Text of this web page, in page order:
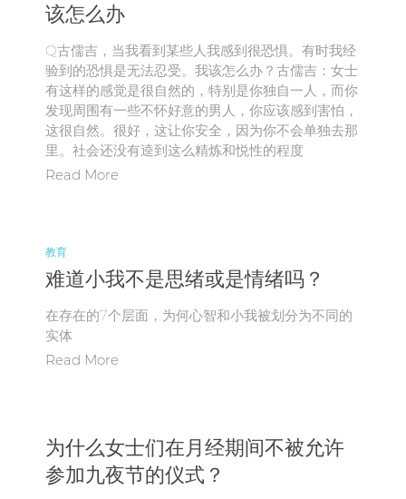
该怎么办
Q古儒吉，当我看到某些人我感到很恐惧。有时我经
验到的恐惧是无法忍受。我该怎么办？古儒吉：女士
有这样的感觉是很自然的，特别是你独自一人，而你
发现周围有一些不怀好意的男人，你应该感到害怕，
这很自然。很好，这让你安全，因为你不会单独去那
里。社会还没有逵到这么精炼和悦性的程度
Read More
教育
难道小我不是思绪或是情绪吗？
在存在的7个层面，为何心智和小我被划分为不同的
实体
Read More
为什么女士们在月经期间不被允许
参加九夜节的仪式？